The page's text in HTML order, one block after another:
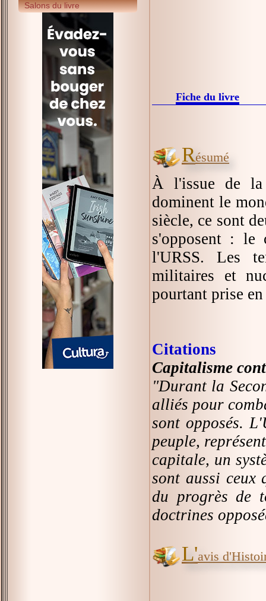
Salons du livre
Fiche du livre
Résumé
À l'issue de la
dominent le
siècle, ce sont
s'opposent : le
l'URSS. Les
militaires et
pourtant prise
Citations
Capitalisme
"Durant la
alliés pour
sont opposés.
peuple,
capitale, un
sont aussi ceux
du progrès de
doctrines
L'avis